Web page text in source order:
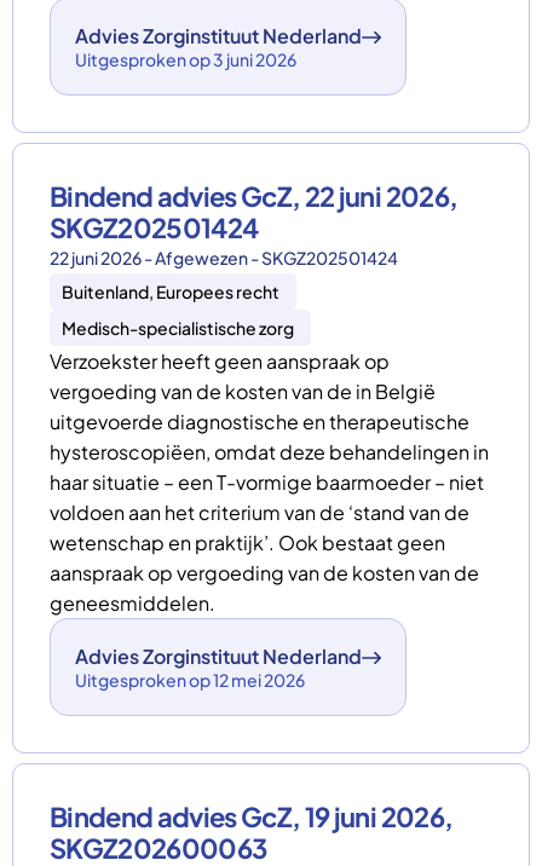
Advies Zorginstituut Nederland
Uitgesproken op 3 juni 2026
Bindend advies GcZ, 22 juni 2026,
SKGZ202501424
22 juni 2026 - Afgewezen - SKGZ202501424
Buitenland, Europees recht
Medisch-specialistische zorg
Verzoekster heeft geen aanspraak op
vergoeding van de kosten van de in België
uitgevoerde diagnostische en therapeutische
hysteroscopiëen, omdat deze behandelingen in
haar situatie – een T-vormige baarmoeder – niet
voldoen aan het criterium van de ‘stand van de
wetenschap en praktijk’. Ook bestaat geen
aanspraak op vergoeding van de kosten van de
geneesmiddelen.
Advies Zorginstituut Nederland
Uitgesproken op 12 mei 2026
Bindend advies GcZ, 19 juni 2026,
SKGZ202600063